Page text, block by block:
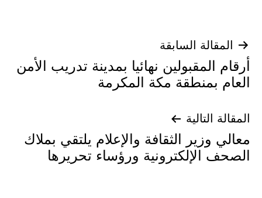
تصفّح
المقالات
المقالة السابقة
أرقام المقبولين نهائيا بمدينة تدريب الأمن
العام بمنطقة مكة المكرمة
المقالة التالية
معالي وزير الثقافة والإعلام يلتقي بملاك
الصحف الإلكترونية ورؤساء تحريرها